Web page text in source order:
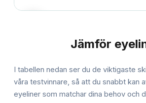
Jämför
I tabellen nedan ser du de viktigaste
våra testvinnare, så att du snabbt kan
eyeliner som matchar dina behov och